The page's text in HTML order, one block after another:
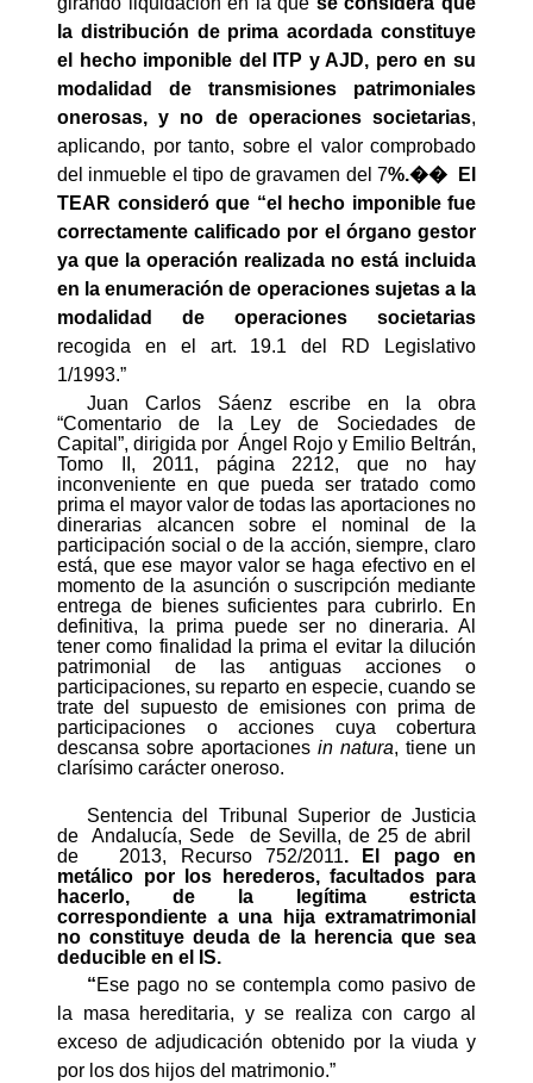
la distribución de prima acordada constituye
el hecho imponible del ITP y AJD, pero en su
modalidad de transmisiones patrimoniales
onerosas, y no de operaciones societarias,
aplicando, por tanto, sobre el valor comprobado
del inmueble el tipo de gravamen del 7%.��
El
TEAR consideró que “el hecho imponible fue
correctamente calificado por el órgano gestor
ya que la operación realizada no está incluida
en la enumeración de operaciones sujetas a la
modalidad de operaciones societarias
recogida en el art. 19.1 del RD Legislativo
1/1993.”
Juan Carlos Sáenz escribe en la obra
“Comentario de la Ley de Sociedades de
Capital”, dirigida por Ángel Rojo y Emilio Beltrán,
Tomo II, 2011, página 2212, que no hay
inconveniente en que pueda ser tratado como
prima el mayor valor de todas las aportaciones no
dinerarias alcancen sobre el nominal de la
participación social o de la acción, siempre, claro
está, que ese mayor valor se haga efectivo en el
momento de la asunción o suscripción mediante
entrega de bienes suficientes para cubrirlo. En
definitiva, la prima puede ser no dineraria. Al
tener como finalidad la prima el evitar la dilución
patrimonial de las antiguas acciones o
participaciones, su reparto en especie, cuando se
trate del supuesto de emisiones con prima de
participaciones o acciones cuya cobertura
descansa sobre aportaciones in natura, tiene un
clarísimo carácter oneroso.
Sentencia del Tribunal Superior de Justicia
de
Andalucía, Sede
de Sevilla, de 25 de abril
de
2013, Recurso 752/2011. El pago en
metálico por los herederos, facultados para
hacerlo, de la legítima estricta
correspondiente a una hija extramatrimonial
no constituye deuda de la herencia que sea
deducible en el IS.
“Ese pago no se contempla como pasivo de
la masa hereditaria, y se realiza con cargo al
exceso de adjudicación obtenido por la viuda y
por los dos hijos del matrimonio.”